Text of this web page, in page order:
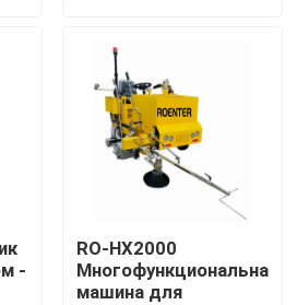
строительства дорог
дорожных испытаний
-
RO-HX2000
Многофункциональная
машина для